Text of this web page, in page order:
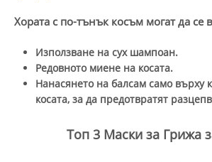
Хората с по-тънък косъм могат да се
Използване на сух шампоан.
Редовното миене на косата.
Нанасянето на балсам само върху
косата, за да предотвратят
Топ 3 Маски за Грижа